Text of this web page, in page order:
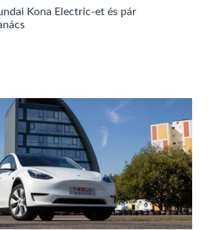
Kona Electric-et és pár